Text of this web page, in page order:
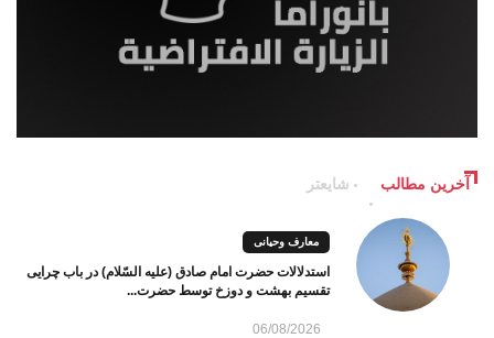
آخرین مطالب شایعتر
معارف وحیانی
استدلالات حضرت امام صادق (علیه السّلام) در باب چرایی
تقسیم بهشت و دوزخ توسط حضرت...
06/08/2026